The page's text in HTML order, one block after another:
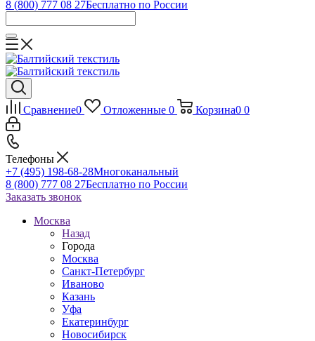
8 (800) 777 08 27Бесплатно по России
Сравнение0 Отложенные 0 Корзина0 0
Телефоны
+7 (495) 198-68-28Многоканальный
8 (800) 777 08 27Бесплатно по России
Заказать звонок
Москва
Назад
Города
Москва
Санкт-Петербург
Иваново
Казань
Уфа
Екатеринбург
Новосибирск